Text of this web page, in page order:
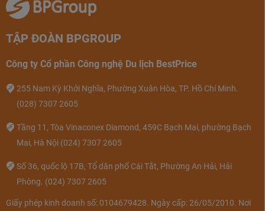
TẬP ĐOÀN BPGROUP
Công ty Cổ phần Công nghệ Du lịch BestPrice
255 Nam Kỳ Khởi Nghĩa, Phường Xuân Hòa, TP. Hồ Chí Minh.
(028) 7307 2605
Tầng 11, Tòa Vinaconex Diamond, 459C Bạch Mai, phường Bạch
Mai, Hà Nội (024) 7307 2605
Số 36, quốc lộ 17B, Tổ dân phố Cái Tắt, Phường An Hải, Hải
Phòng. (024) 7307 2605
Giấy phép kinh doanh số: 0104679428. Ngày cấp: 26/05/2010. Nơi